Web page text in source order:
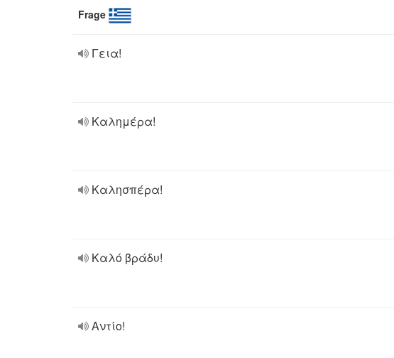
Frage
Γεια!
Καλημέρα!
Καλησπέρα!
Καλό βράδυ!
Αντίο!